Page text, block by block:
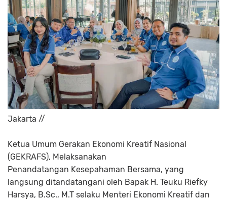
Jakarta //
Ketua Umum Gerakan Ekonomi Kreatif Nasional
(GEKRAFS), Melaksanakan
Penandatangan Kesepahaman Bersama, yang
langsung ditandatangani oleh Bapak H. Teuku Riefky
Harsya, B.Sc., M.T selaku Menteri Ekonomi Kreatif dan